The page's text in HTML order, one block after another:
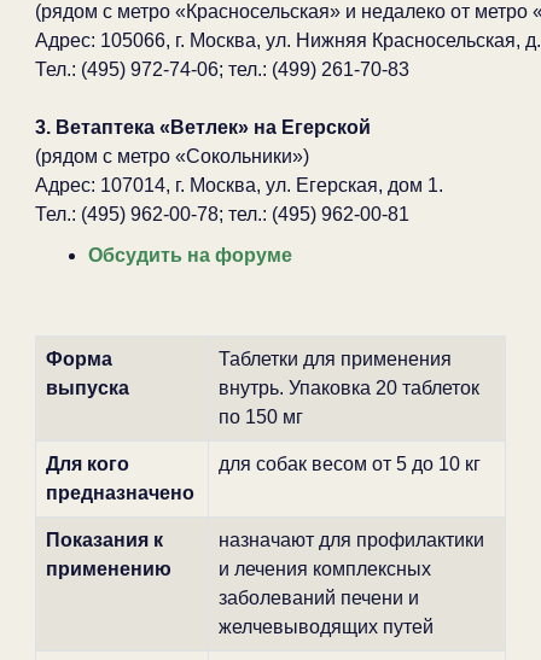
(рядом с метро «Красносельская» и недалеко от метро
Адрес: 105066, г. Москва, ул. Нижняя Красносельская,
Тел.: (495) 972-74-06; тел.: (499) 261-70-83
3. Ветаптека «Ветлек» на Егерской
(рядом с метро «Сокольники»)
Адрес: 107014, г. Москва, ул. Егерская, дом 1.
Тел.: (495) 962-00-78; тел.: (495) 962-00-81
Обсудить на форуме
Форма
выпуска
Таблетки для применения
внутрь. Упаковка 20 таблеток
по 150 мг
Для кого
предназначено
для собак весом от 5 до 10 кг
Показания к
применению
назначают для профилактики
и лечения комплексных
заболеваний печени и
желчевыводящих путей